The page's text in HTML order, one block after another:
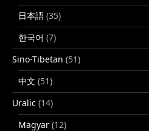
日本語 (35)
한국어 (7)
Sino-Tibetan (51)
中文 (51)
Uralic (14)
Magyar (12)